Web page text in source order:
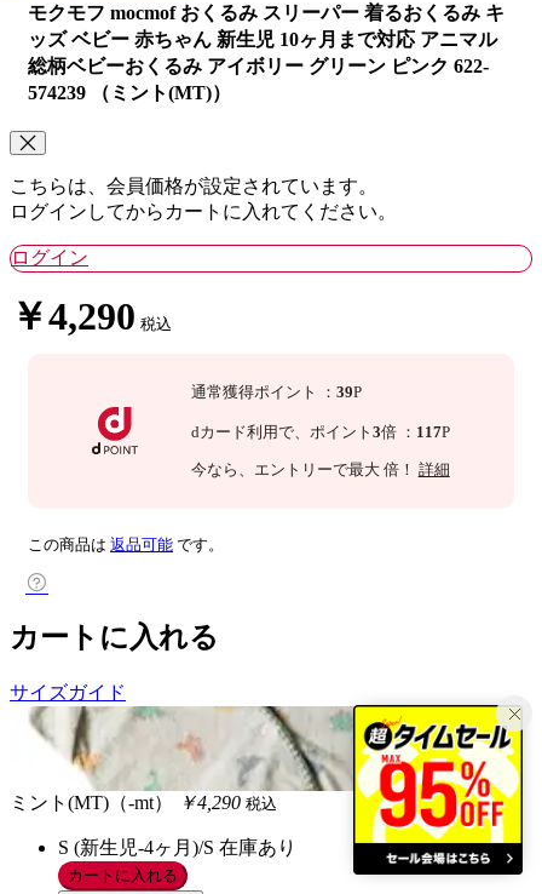
モクモフ mocmof おくるみ スリーパー 着るおくるみ キ
ッズ ベビー 赤ちゃん 新生児 10ヶ月まで対応 アニマル
総柄ベビーおくるみ アイボリー グリーン ピンク 622-
574239 （ミント(MT)）
こちらは、会員価格が設定されています。
ログインしてからカートに入れてください。
ログイン
￥4,290 税込
通常獲得ポイント ： 39P
dカード利用で、 ポイント 3倍 ： 117P
今なら 、エントリーで最大 倍！ 詳細
この商品は 返品可能 です。
カートに入れる
サイズガイド
ミント(MT)（-mt） ￥4,290 税込
S (新生児-4ヶ月)/S 在庫あり
カートに入れる